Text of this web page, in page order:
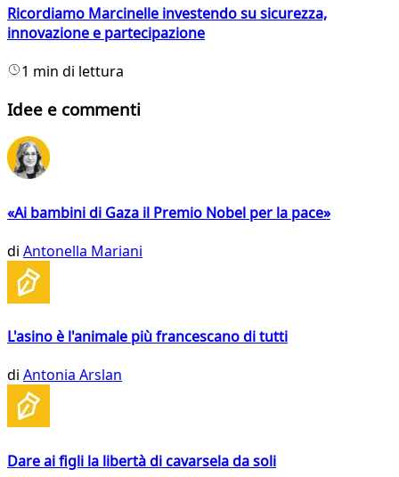
Ricordiamo Marcinelle investendo su sicurezza,
innovazione e partecipazione
1 min di lettura
Idee e commenti
«Ai bambini di Gaza il Premio Nobel per la pace»
di Antonella Mariani
L'asino è l'animale più francescano di tutti
di Antonia Arslan
Dare ai figli la libertà di cavarsela da soli